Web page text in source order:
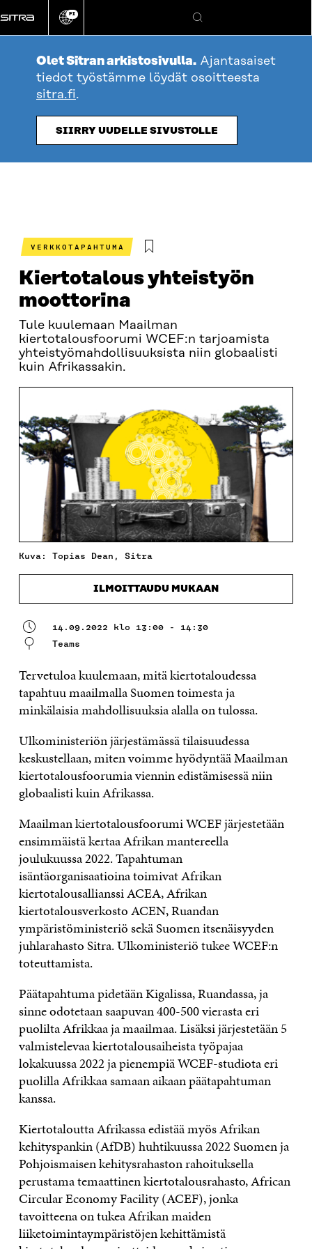
suoraan
sisältöön
Vaihda
kieli
FI
Hae
Olet Sitran arkistosivulla. Ajantasaiset
tiedot työstämme löydät osoitteesta
sitra.fi.
SIIRRY UUDELLE SIVUSTOLLE
VERKKOTAPAHTUMA
Kiertotalous yhteistyön
moottorina
Tule kuulemaan Maailman
kiertotalousfoorumi WCEF:n tarjoamista
yhteistyömahdollisuuksista niin globaalisti
kuin Afrikassakin.
Kuva: Topias Dean, Sitra
ILMOITTAUDU MUKAAN
14.09.2022 klo 13:00 - 14:30
Teams
Tervetuloa kuulemaan, mitä kiertotaloudessa
tapahtuu maailmalla Suomen toimesta ja
minkälaisia mahdollisuuksia alalla on tulossa.
Ulkoministeriön järjestämässä tilaisuudessa
keskustellaan, miten voimme hyödyntää Maailman
kiertotalousfoorumia viennin edistämisessä niin
globaalisti kuin Afrikassa.
Maailman kiertotalousfoorumi WCEF järjestetään
ensimmäistä kertaa Afrikan mantereella
joulukuussa 2022. Tapahtuman
isäntäorganisaatioina toimivat Afrikan
kiertotalousallianssi ACEA, Afrikan
kiertotalousverkosto ACEN, Ruandan
ympäristöministeriö sekä Suomen itsenäisyyden
juhlarahasto Sitra. Ulkoministeriö tukee WCEF:n
toteuttamista.
Päätapahtuma pidetään Kigalissa, Ruandassa, ja
sinne odotetaan saapuvan 400-500 vierasta eri
puolilta Afrikkaa ja maailmaa. Lisäksi järjestetään 5
valmistelevaa kiertotalousaiheista työpajaa
lokakuussa 2022 ja pienempiä WCEF-studiota eri
puolilla Afrikkaa samaan aikaan päätapahtuman
kanssa.
Kiertotaloutta Afrikassa edistää myös Afrikan
kehityspankin (AfDB) huhtikuussa 2022 Suomen ja
Pohjoismaisen kehitysrahaston rahoituksella
perustama temaattinen kiertotalousrahasto, African
Circular Economy Facility (ACEF), jonka
tavoitteena on tukea Afrikan maiden
liiketoimintaympäristöjen kehittämistä